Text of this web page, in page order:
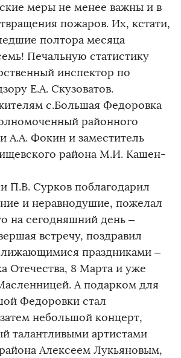
меры не менее важны и в
пожаров. Их, кстати,
полтора месяца
Печальную статистику
инспектор по
Е.А. Скузоватов.
с.Большая Федоровка
районного
А.А. Фокин и заместитель
района М.И. Кашен-
П.В. Сурков поблагодарил
и неравнодушие, пожелал
на сегодняшний день –
встречу, поздравил
праздниками –
Отечества, 8 Марта и уже
А подарком для
Федоровки стал
небольшой концерт,
талантливыми артистами
Алексеем Лукьяновым,